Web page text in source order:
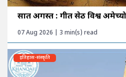
सात अगस्त : गीत सेठी विश्व
07 Aug 2026 | 3 min(s) read
इतिहास-संस्कृति